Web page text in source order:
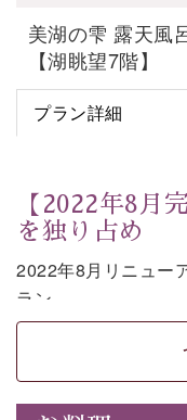
美湖の雫 露天風
【湖眺望7階】
プラン詳細
【2022年8月
を独り占め
2022年8月リニュー
ラン。
お部屋の露天風呂で
に広がる諏訪湖を一
上質な装飾を施した
使いやすさにも配慮